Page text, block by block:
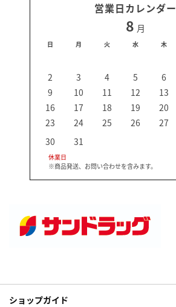
営業日カレンダー
8 月
日 月 火 水 木
2
3 4 5 6
9
10 11 12 13
16
17 18 19 20
23
24 25 26 27
30
31
休業日
※商品発送、お問い合わせを含みます。
ショップガイド